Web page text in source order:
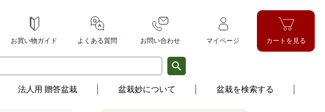
お買い物ガイド よくある質問 お問い合わせ マイページ カートを見る
法人用 贈答盆栽 盆栽妙について 盆栽を検索する